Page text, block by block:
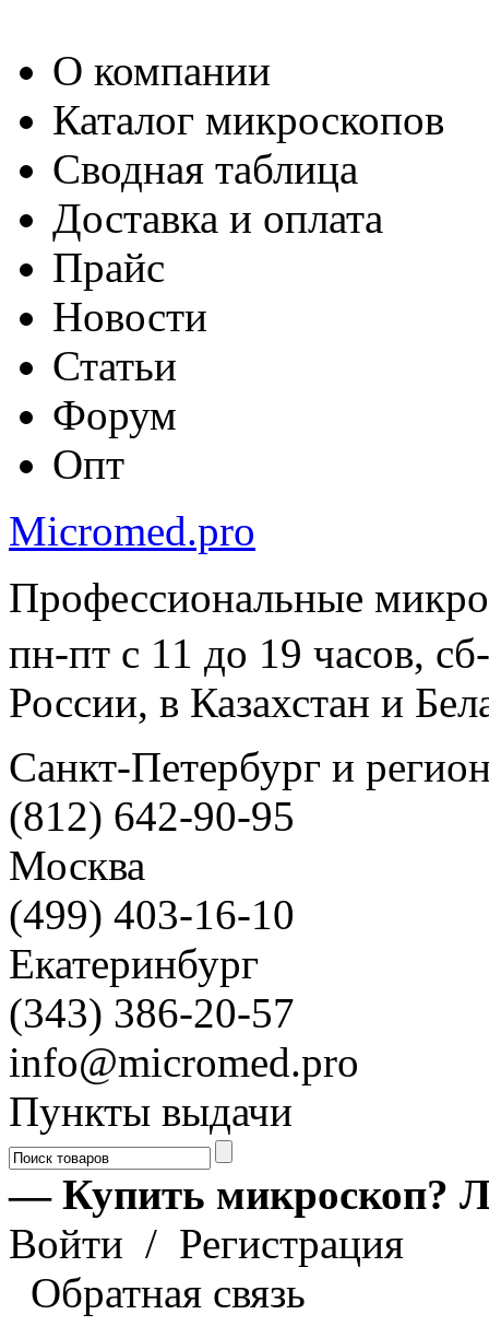
О компании
Каталог микроскопов
Сводная таблица
Доставка и оплата
Прайс
Новости
Статьи
Форум
Опт
Micromed.pro
Профессиональные
пн-пт с 11 до 19 часов,
России, в Казахстан и
Санкт-Петербург и
(812) 642-90-95
Москва
(499) 403-16-10
Екатеринбург
(343) 386-20-57
info@micromed.pro
Пункты выдачи
— Купить микроскоп?
Войти / Регистрация
Обратная связь